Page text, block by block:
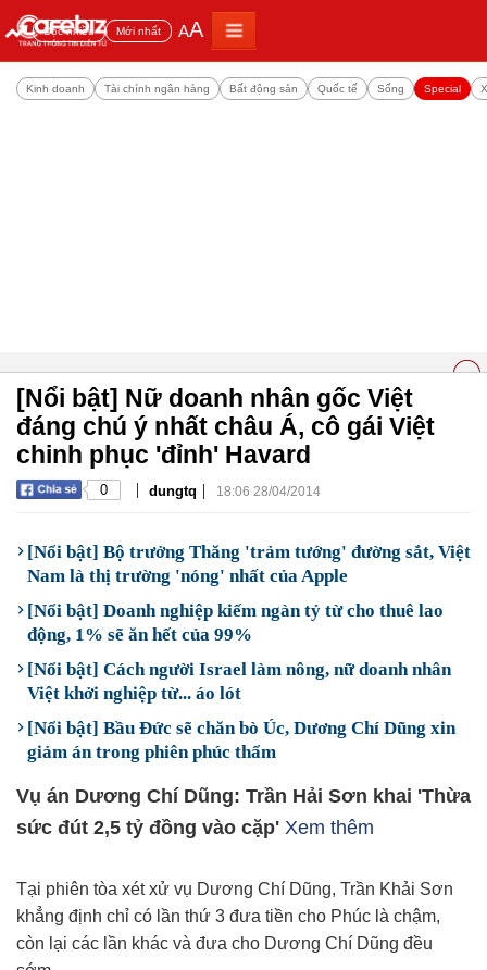
Đọc nhiều Mới nhất AA
Kinh doanh Tài chính ngân hàng Bất động sản Quốc tế Sống Special
[Nổi bật] Nữ doanh nhân gốc Việt
đáng chú ý nhất châu Á, cô gái Việt
chinh phục 'đỉnh' Havard
0 | dungtq | 18:06 28/04/2014
[Nổi bật] Bộ trưởng Thăng 'trảm tướng' đường sắt, Việt
Nam là thị trường 'nóng' nhất của Apple
[Nổi bật] Doanh nghiệp kiếm ngàn tỷ từ cho thuê lao
động, 1% sẽ ăn hết của 99%
[Nổi bật] Cách người Israel làm nông, nữ doanh nhân
Việt khởi nghiệp từ... áo lót
[Nổi bật] Bầu Đức sẽ chăn bò Úc, Dương Chí Dũng xin
giảm án trong phiên phúc thẩm
Vụ án Dương Chí Dũng: Trần Hải Sơn khai 'Thừa
sức đút 2,5 tỷ đồng vào cặp' Xem thêm
Tại phiên tòa xét xử vụ Dương Chí Dũng, Trần Khải Sơn
khẳng định chỉ có lần thứ 3 đưa tiền cho Phúc là chậm,
còn lại các lần khác và đưa cho Dương Chí Dũng đều